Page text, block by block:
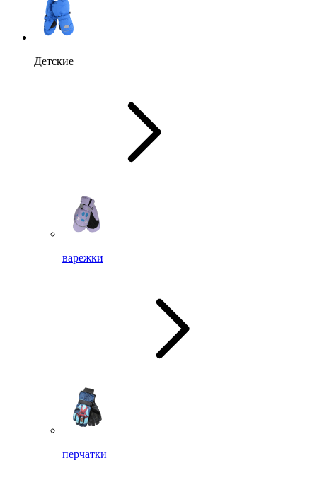
Детские
варежки
перчатки